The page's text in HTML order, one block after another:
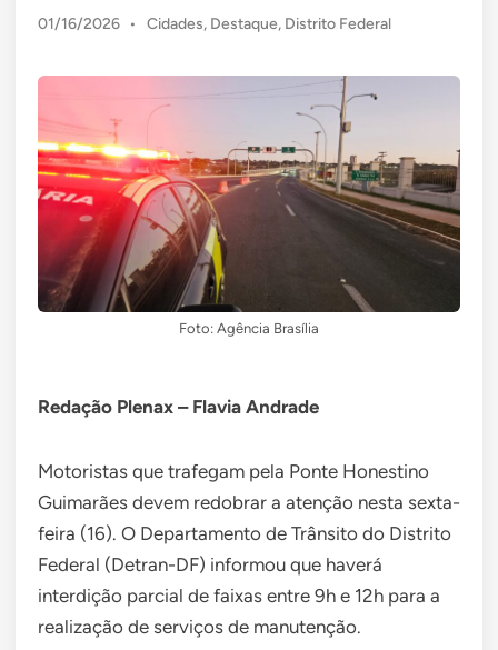
01/16/2026 •
Posted
Cidades, Destaque, Distrito Federal
Foto: Agência Brasília
Redação Plenax – Flavia Andrade
Motoristas que trafegam pela Ponte Honestino
Guimarães devem redobrar a atenção nesta sexta-
feira (16). O Departamento de Trânsito do Distrito
Federal (Detran-DF) informou que haverá
interdição parcial de faixas entre 9h e 12h para a
realização de serviços de manutenção.